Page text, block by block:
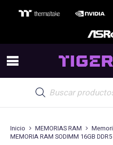
de
productos
Inicio MEMORIAS RAM
MEMORIA RAM SODIMM 16GB